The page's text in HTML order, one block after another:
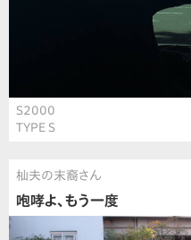
S2000
TYPE S
杣夫の末裔さん
咆哮よ、もう一度